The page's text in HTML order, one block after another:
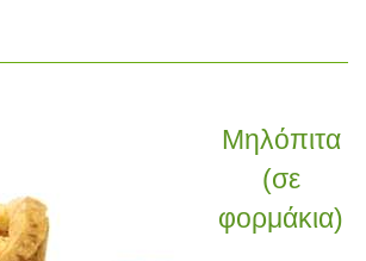
Μηλόπιτα
(σε
φορμάκια)